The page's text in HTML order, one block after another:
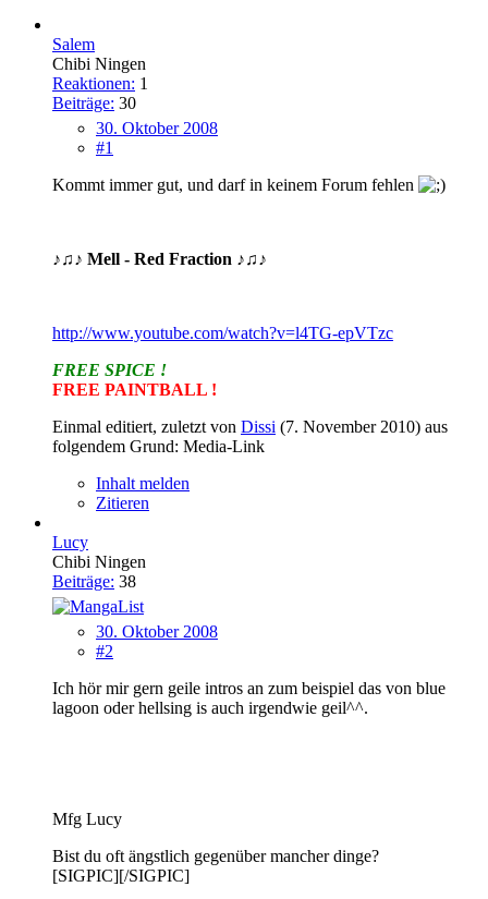
Salem
Chibi Ningen
Reaktionen: 1
Beiträge: 30
30. Oktober 2008
#1
Kommt immer gut, und darf in keinem Forum fehlen
♪♫♪ Mell - Red Fraction ♪♫♪
http://www.youtube.com/watch?v=l4TG-epVTzc
FREE SPICE !
FREE PAINTBALL !
Einmal editiert, zuletzt von Dissi (7. November 2010) aus
folgendem Grund: Media-Link
Inhalt melden
Zitieren
Lucy
Chibi Ningen
Beiträge: 38
30. Oktober 2008
#2
Ich hör mir gern geile intros an zum beispiel das von blue
lagoon oder hellsing is auch irgendwie geil^^.
Mfg Lucy
Bist du oft ängstlich gegenüber mancher dinge?
[SIGPIC][/SIGPIC]